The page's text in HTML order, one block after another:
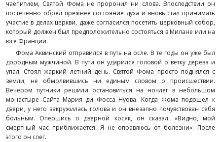
чаепитием, Святой Фома не проронил ни слова. Впоследствии он
постепенно обрел прежнее состояние духа и вновь стал принимать
участие в делах церкви, даже согласился посетить церковный собор,
который должен был предположительно состояться в Милане или на
юге Франции.
Фома Аквинский отправился в путь на осле. В те годы он уже был
дородным мужчиной. В пути он ударился головой о ветку дерева и
упал. Стоял жаркий летний день. Святой Фома просто поднялся с
земли, не обмолвившись ни единым словом о происшествии.
Вечером путники решили остановиться на ночлег в небольшом
монастыре Сайта Мария ди Фосса Нуова. Когда Фома подошел к
двери, у него закружилась голова и он внезапно почувствован себя
больным. Опершись о дверной косяк, он сказал: «Видно, мой
смертный час приближается. Я не оправлюсь от болезни». После
этого он слег.